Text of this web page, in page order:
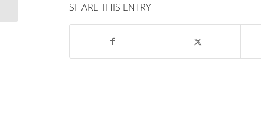
SHARE THIS ENTRY